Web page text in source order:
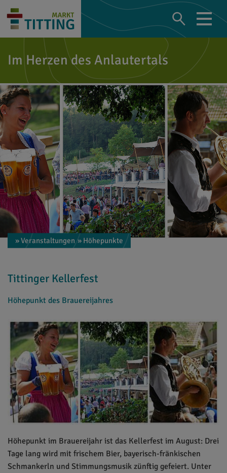
Im Herzen des Anlautertals
» Veranstaltungen » Höhepunkte
Tittinger Kellerfest
Höhepunkt des Brauereijahres
Höhepunkt im Brauereijahr ist das Kellerfest im August: Drei
Tage lang wird mit frischem Bier, bayerisch-fränkischen
Schmankerln und Stimmungsmusik zünftig gefeiert. Unter